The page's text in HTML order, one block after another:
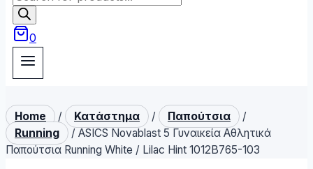
search
0
Home / Κατάστημα / Παπούτσια
/
Running
/ ASICS Novablast 5 Γυναικεία Αθλητικά
Παπούτσια Running White / Lilac Hint 1012B765-103